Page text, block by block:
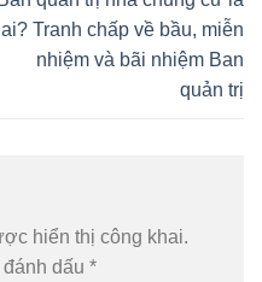
ai? Tranh chấp về bầu, miễn
nhiệm và bãi nhiệm Ban
quản trị
hiển thị công khai.
dấu *